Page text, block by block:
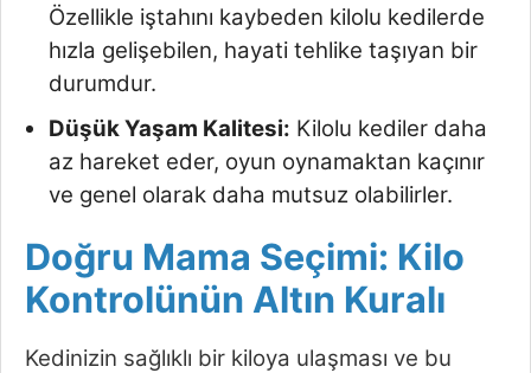
Özellikle iştahını kaybeden kilolu kedilerde
hızla gelişebilen, hayati tehlike taşıyan bir
durumdur.
Düşük Yaşam Kalitesi: Kilolu kediler daha
az hareket eder, oyun oynamaktan kaçınır
ve genel olarak daha mutsuz olabilirler.
Doğru Mama Seçimi: Kilo
Kontrolünün Altın Kuralı
Kedinizin sağlıklı bir kiloya ulaşması ve bu